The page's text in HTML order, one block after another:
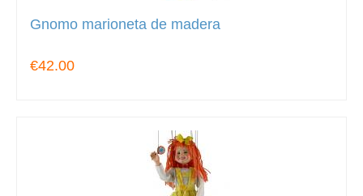
Gnomo marioneta de madera
€42.00